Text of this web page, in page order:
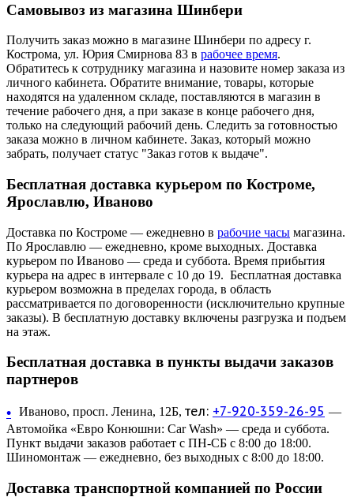
Самовывоз из магазина Шинбери
Получить заказ можно в магазине Шинбери по адресу г.
Кострома, ул. Юрия Смирнова 83 в рабочее время.
Обратитесь к сотруднику магазина и назовите номер заказа из
личного кабинета. Обратите внимание, товары, которые
находятся на удаленном складе, поставляются в магазин в
течение рабочего дня, а при заказе в конце рабочего дня,
только на следующий рабочий день. Следить за готовностью
заказа можно в личном кабинете. Заказ, который можно
забрать, получает статус "Заказ готов к выдаче".
Бесплатная доставка курьером по Костроме,
Ярославлю, Иваново
Доставка по Костроме — ежедневно в рабочие часы магазина.
По Ярославлю — ежедневно, кроме выходных. Доставка
курьером по Иваново — среда и суббота. Время прибытия
курьера на адрес в интервале с 10 до 19. Бесплатная доставка
курьером возможна в пределах города, в область
рассматривается по договоренности (исключительно крупные
заказы). В бесплатную доставку включены разгрузка и подъем
на этаж.
Бесплатная доставка в пункты выдачи заказов
партнеров
• Иваново, просп. Ленина, 12Б, тел: +7-920-359-26-95 —
Автомойка «Евро Конюшни: Car Wash» — среда и суббота.
Пункт выдачи заказов работает с ПН-СБ с 8:00 до 18:00.
Шиномонтаж — ежедневно, без выходных с 8:00 до 18:00.
Доставка транспортной компанией по России